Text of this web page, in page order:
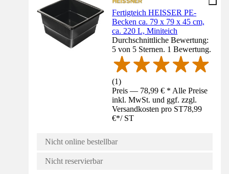
Fertigteich HEISSER PE-
Becken ca. 79 x 79 x 45 cm,
ca. 220 L, Miniteich
Durchschnittliche Bewertung:
5 von 5 Sternen. 1 Bewertung.
(1)
Preis — 78,99 € * Alle Preise
inkl. MwSt. und ggf. zzgl.
Versandkosten pro ST78,99
€*/ ST
Nicht online bestellbar
Nicht reservierbar